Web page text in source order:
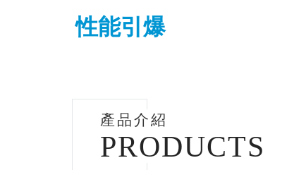
性能引爆
產品介紹
PRODUCTS